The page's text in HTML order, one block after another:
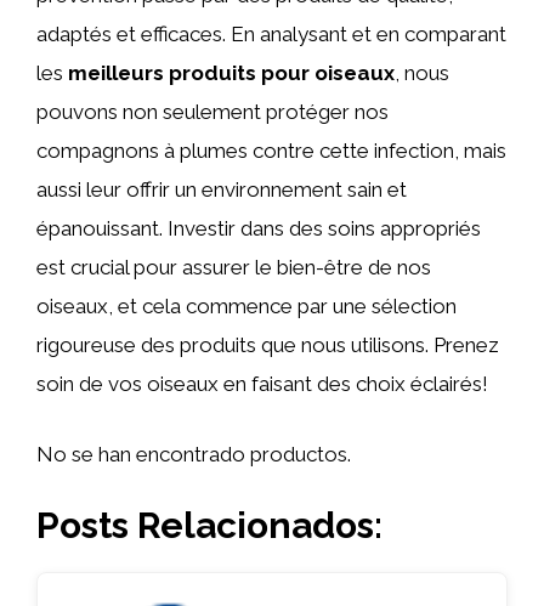
adaptés et efficaces. En analysant et en comparant
les meilleurs produits pour oiseaux, nous
pouvons non seulement protéger nos
compagnons à plumes contre cette infection, mais
aussi leur offrir un environnement sain et
épanouissant. Investir dans des soins appropriés
est crucial pour assurer le bien-être de nos
oiseaux, et cela commence par une sélection
rigoureuse des produits que nous utilisons. Prenez
soin de vos oiseaux en faisant des choix éclairés!
No se han encontrado productos.
Posts Relacionados: